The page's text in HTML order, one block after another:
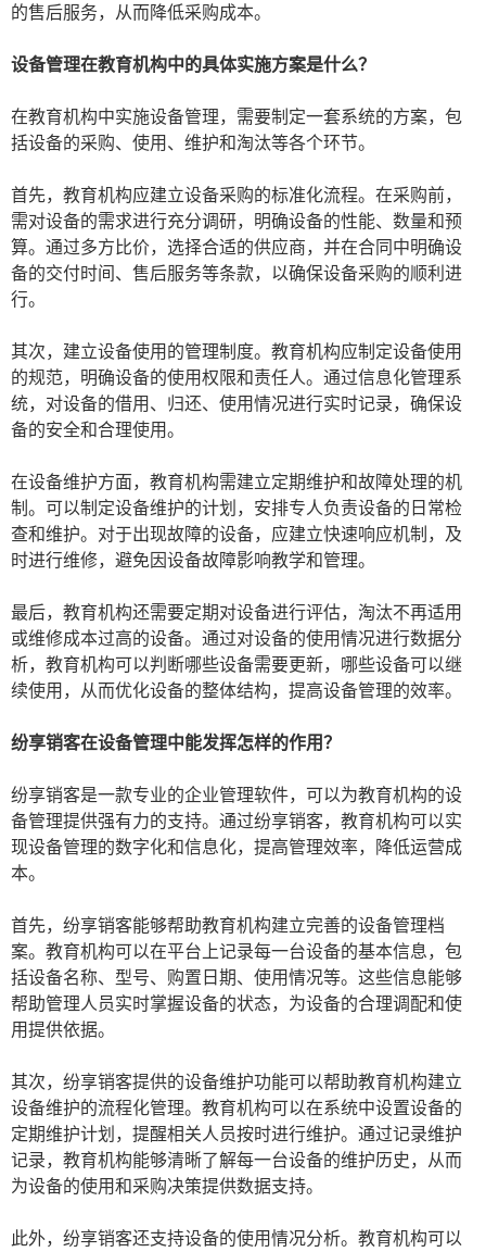
的售后服务，从而降低采购成本。
设备管理在教育机构中的具体实施方案是什么？
在教育机构中实施设备管理，需要制定一套系统的方案，包
括设备的采购、使用、维护和淘汰等各个环节。
首先，教育机构应建立设备采购的标准化流程。在采购前，
需对设备的需求进行充分调研，明确设备的性能、数量和预
算。通过多方比价，选择合适的供应商，并在合同中明确设
备的交付时间、售后服务等条款，以确保设备采购的顺利进
行。
其次，建立设备使用的管理制度。教育机构应制定设备使用
的规范，明确设备的使用权限和责任人。通过信息化管理系
统，对设备的借用、归还、使用情况进行实时记录，确保设
备的安全和合理使用。
在设备维护方面，教育机构需建立定期维护和故障处理的机
制。可以制定设备维护的计划，安排专人负责设备的日常检
查和维护。对于出现故障的设备，应建立快速响应机制，及
时进行维修，避免因设备故障影响教学和管理。
最后，教育机构还需要定期对设备进行评估，淘汰不再适用
或维修成本过高的设备。通过对设备的使用情况进行数据分
析，教育机构可以判断哪些设备需要更新，哪些设备可以继
续使用，从而优化设备的整体结构，提高设备管理的效率。
纷享销客在设备管理中能发挥怎样的作用？
纷享销客是一款专业的企业管理软件，可以为教育机构的设
备管理提供强有力的支持。通过纷享销客，教育机构可以实
现设备管理的数字化和信息化，提高管理效率，降低运营成
本。
首先，纷享销客能够帮助教育机构建立完善的设备管理档
案。教育机构可以在平台上记录每一台设备的基本信息，包
括设备名称、型号、购置日期、使用情况等。这些信息能够
帮助管理人员实时掌握设备的状态，为设备的合理调配和使
用提供依据。
其次，纷享销客提供的设备维护功能可以帮助教育机构建立
设备维护的流程化管理。教育机构可以在系统中设置设备的
定期维护计划，提醒相关人员按时进行维护。通过记录维护
记录，教育机构能够清晰了解每一台设备的维护历史，从而
为设备的使用和采购决策提供数据支持。
此外，纷享销客还支持设备的使用情况分析。教育机构可以